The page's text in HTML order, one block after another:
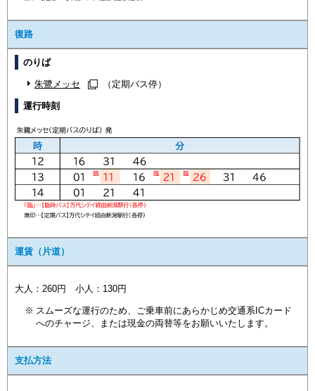
復路
のりば
朱鷺メッセ （定期バス停）
運行時刻
運賃（片道）
大人：260円 小人：130円
スムーズな運行のため、ご乗車前にあらかじめ交通系ICカード
へのチャージ、または現金の両替等をお願いいたします。
支払方法